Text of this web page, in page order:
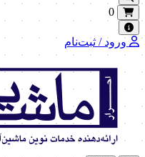
0
ورود / ثبت‌نام